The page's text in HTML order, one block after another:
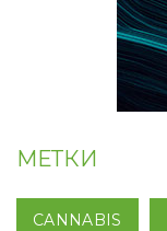
МЕТКИ
CANNABIS